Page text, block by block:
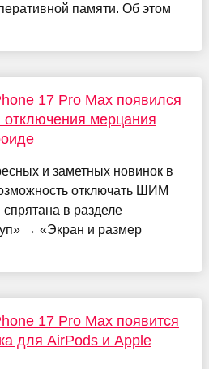
памяти. Об этом
17 Pro Max появился
мерцания
и заметных новинок в
отключать ШИМ
в разделе
→ «Экран и размер
17 Pro Max появится
для AirPods и Apple